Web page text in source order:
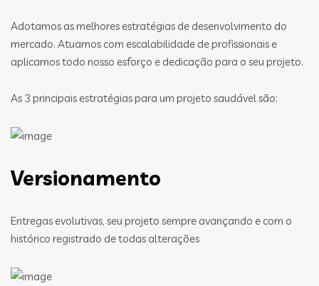
Adotamos as melhores estratégias de desenvolvimento do
mercado. Atuamos com escalabilidade de profissionais e
aplicamos todo nosso esforço e dedicação para o seu projeto.
As 3 principais estratégias para um projeto saudável são:
Versionamento
Entregas evolutivas, seu projeto sempre avançando e com o
histórico registrado de todas alterações